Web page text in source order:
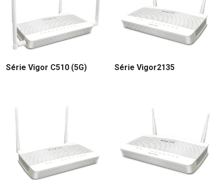
Série Vigor C510 (5G) Série Vigor2135